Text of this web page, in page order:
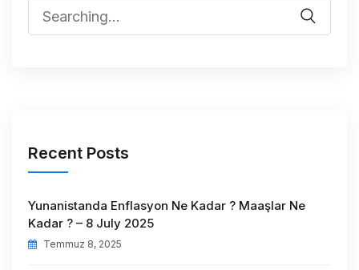
Recent Posts
Yunanistanda Enflasyon Ne Kadar ? Maaşlar Ne
Kadar ? – 8 July 2025
Temmuz 8, 2025